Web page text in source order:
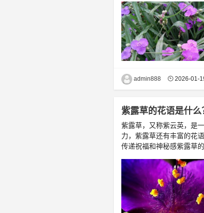
admin888 2026-01-
紫露草的花语是什么
紫露草，又称紫云英，是
力，紫露草还有丰富的花
传递祝福和神秘感紫露草